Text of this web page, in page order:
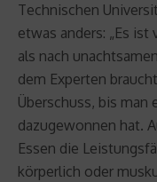
Technischen
etwas anders: „Es
als nach
dem Experten
Überschuss, bis man
dazugewonnen hat.
Essen die
körperlich oder